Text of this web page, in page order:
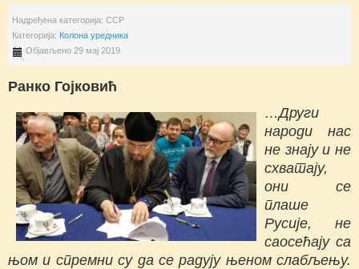
Надређена категорија: ССР
Категорија: Колона уредника
Објављено 29 мај 2019
Ранко Гојковић
…Други
народи нас
не знају и не
схватају,
они се
плаше
Русије, не
саосећају са
њом и спремни су да се радују њеном слабљењу.